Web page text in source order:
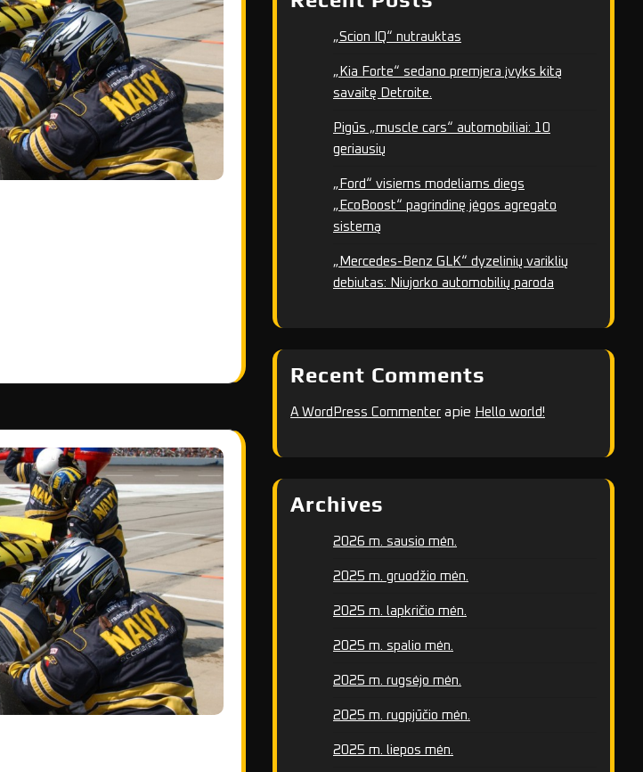
„Scion IQ“ nutrauktas
„Kia Forte“ sedano premjera įvyks kitą
savaitę Detroite.
Pigūs „muscle cars“ automobiliai: 10
geriausių
„Ford“ visiems modeliams diegs
„EcoBoost“ pagrindinę jėgos agregato
sistemą
„Mercedes-Benz GLK“ dyzelinių variklių
debiutas: Niujorko automobilių paroda
Recent Comments
A WordPress Commenter apie Hello world!
Archives
2026 m. sausio mėn.
2025 m. gruodžio mėn.
2025 m. lapkričio mėn.
2025 m. spalio mėn.
2025 m. rugsėjo mėn.
2025 m. rugpjūčio mėn.
2025 m. liepos mėn.